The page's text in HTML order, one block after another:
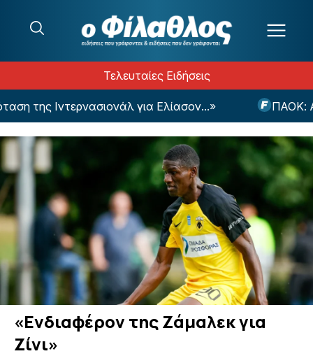
Τελευταίες Ειδήσεις
της Ιντερνασιονάλ για Ελίασον...» ΠΑΟΚ: Από
«Ενδιαφέρον της Ζάμαλεκ για
Ζίνι»